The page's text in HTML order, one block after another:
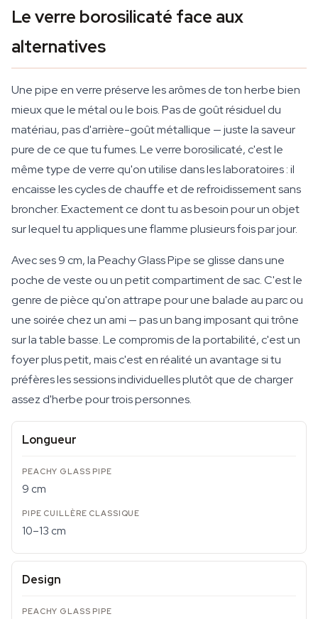
Le verre borosilicaté face aux
alternatives
Une pipe en verre préserve les arômes de ton herbe bien
mieux que le métal ou le bois. Pas de goût résiduel du
matériau, pas d'arrière-goût métallique — juste la saveur
pure de ce que tu fumes. Le verre borosilicaté, c'est le
même type de verre qu'on utilise dans les laboratoires : il
encaisse les cycles de chauffe et de refroidissement sans
broncher. Exactement ce dont tu as besoin pour un objet
sur lequel tu appliques une flamme plusieurs fois par jour.
Avec ses 9 cm, la Peachy Glass Pipe se glisse dans une
poche de veste ou un petit compartiment de sac. C'est le
genre de pièce qu'on attrape pour une balade au parc ou
une soirée chez un ami — pas un bang imposant qui trône
sur la table basse. Le compromis de la portabilité, c'est un
foyer plus petit, mais c'est en réalité un avantage si tu
préfères les sessions individuelles plutôt que de charger
assez d'herbe pour trois personnes.
Longueur
9 cm
10–13 cm
Design